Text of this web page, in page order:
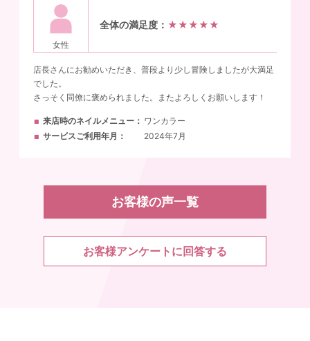
女性
全体の満足度： ★★★★★
店長さんにお勧めいただき、普段より少し冒険しましたが大満足
でした。
さっそく同僚に褒められました。またよろしくお願いします！
来店時のネイルメニュー
ワンカラー
サービスご利用年月
2024年7月
お客様の声一覧
お客様アンケートに回答する